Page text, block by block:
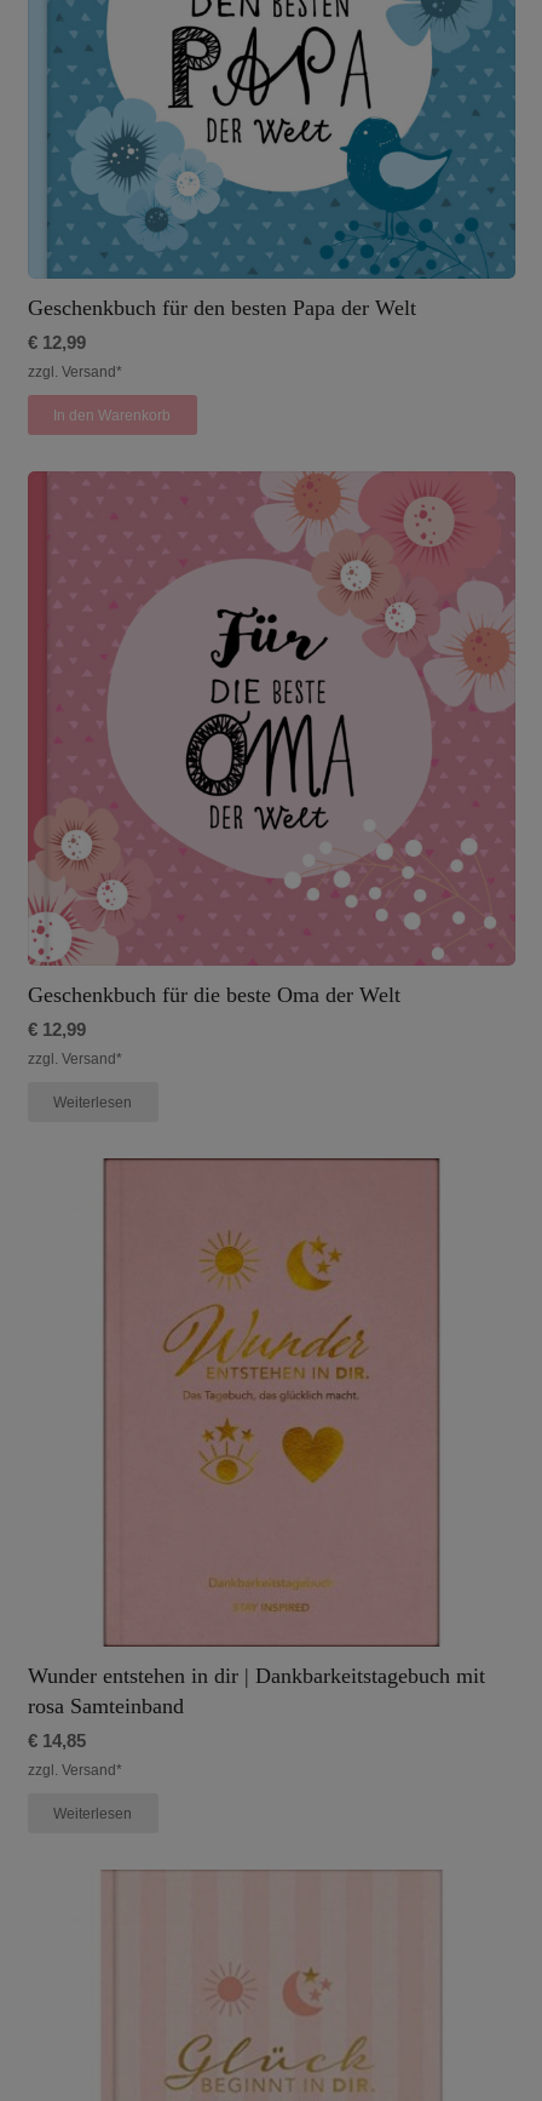
Geschenkbuch für den besten Papa der Welt
€12,99
zzgl. Versand*
In den Warenkorb
Geschenkbuch für die beste Oma der Welt
€12,99
zzgl. Versand*
Weiterlesen
Wunder entstehen in dir | Dankbarkeitstagebuch mit
rosa Samteinband
€14,85
zzgl. Versand*
Weiterlesen